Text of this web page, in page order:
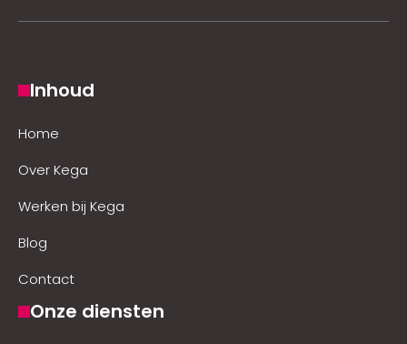
Inhoud
Home
Over Kega
Werken bij Kega
Blog
Contact
Onze diensten